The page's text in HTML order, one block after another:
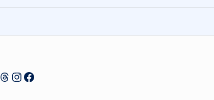
Threads
Instagram
Facebook